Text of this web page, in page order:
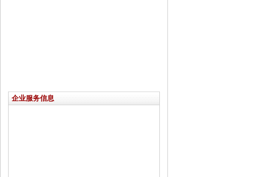
企业服务信息